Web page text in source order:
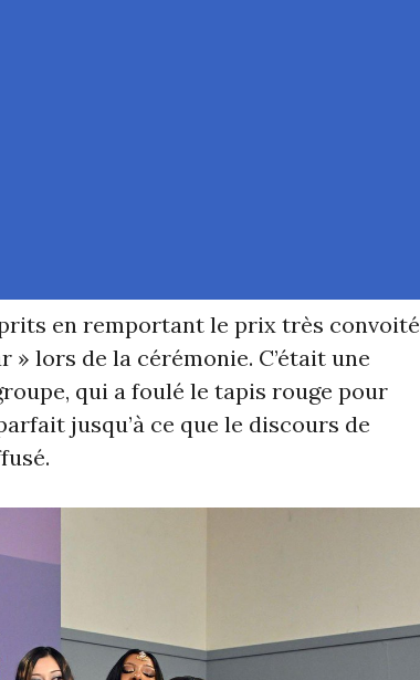
en remportant le prix très convoité
» lors de la cérémonie. C’était une
qui a foulé le tapis rouge pour
jusqu’à ce que le discours de